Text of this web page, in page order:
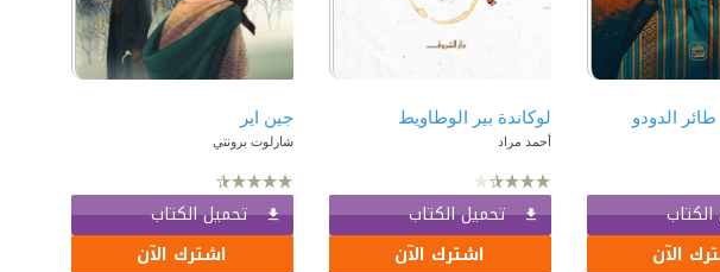
الدودو
الآن
لوكاندة بير الوطاويط
أحمد مراد
تحميل الكتاب
اشترك الآن
جين اير
شارلوت برونتي
تحميل الكتاب
اشترك الآن